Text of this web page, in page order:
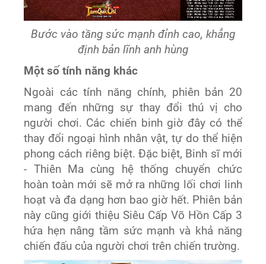
Bước vào tầng sức mạnh đỉnh cao, khẳng
định bản lĩnh anh hùng
Một số tính năng khác
Ngoài các tính năng chính, phiên bản 20
mang đến những sự thay đổi thú vị cho
người chơi. Các chiến binh giờ đây có thể
thay đổi ngoại hình nhân vật, tự do thể hiện
phong cách riêng biệt. Đặc biệt, Binh sĩ mới
- Thiên Ma cùng hệ thống chuyển chức
hoàn toàn mới sẽ mở ra những lối chơi linh
hoạt và đa dạng hơn bao giờ hết. Phiên bản
này cũng giới thiệu Siêu Cấp Võ Hồn Cấp 3
hứa hẹn nâng tầm sức mạnh và khả năng
chiến đấu của người chơi trên chiến trường.